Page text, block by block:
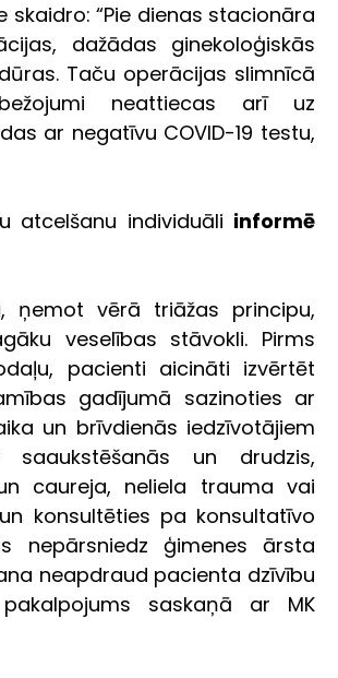
“Pie dienas stacionāra
dažādas ginekoloģiskās
Taču operācijas slimnīcā
neattiecas arī uz
ar negatīvu COVID-19 testu,
atcelšanu individuāli
, ņemot vērā triāžas principu,
veselības stāvokli. Pirms
pacienti aicināti izvērtēt
gadījumā sazinoties ar
un brīvdienās iedzīvotājiem
saaukstēšanās un drudzis,
caureja, neliela trauma vai
konsultēties pa konsultatīvo
nepārsniedz ģimenes ārsta
neapdraud pacienta dzīvību
saskaņā ar MK